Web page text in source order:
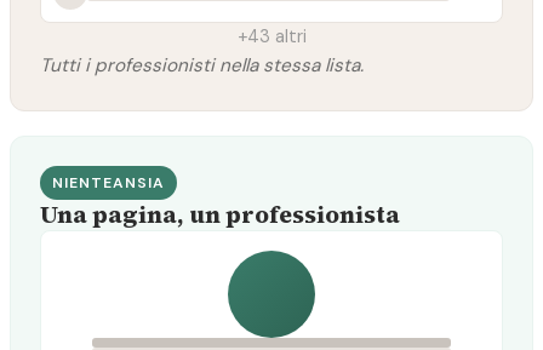
+43 altri
Tutti i professionisti nella stessa lista.
NIENTEANSIA
Una pagina, un professionista